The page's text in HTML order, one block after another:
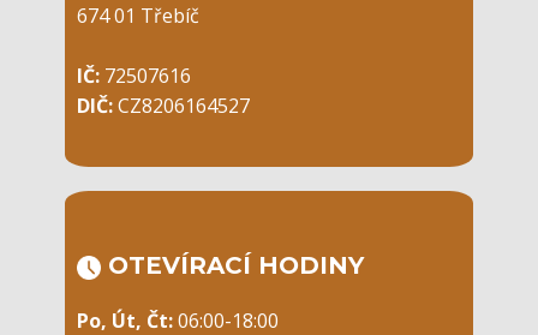
674 01 Třebíč
IČ: 72507616
DIČ:CZ8206164527
OTEVÍRACÍ ​HODINY
Po, Út, Čt:06:00-18:00